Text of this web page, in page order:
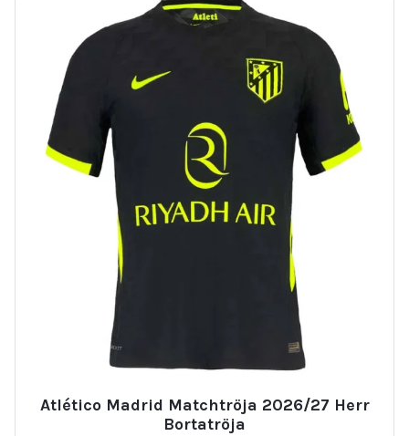
Atlético Madrid Matchtröja 2026/27 Herr
Bortatröja